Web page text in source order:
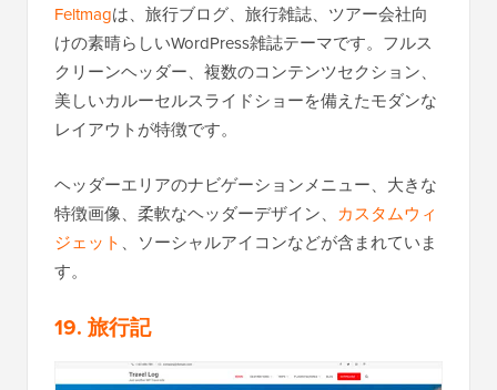
Feltmagは、旅行ブログ、旅行雑誌、ツアー会社向
けの素晴らしいWordPress雑誌テーマです。フルス
クリーンヘッダー、複数のコンテンツセクション、
美しいカルーセルスライドショーを備えたモダンな
レイアウトが特徴です。
ヘッダーエリアのナビゲーションメニュー、大きな
特徴画像、柔軟なヘッダーデザイン、 カスタムウィ
ジェット 、ソーシャルアイコンなどが含まれていま
す。
19. 旅行記